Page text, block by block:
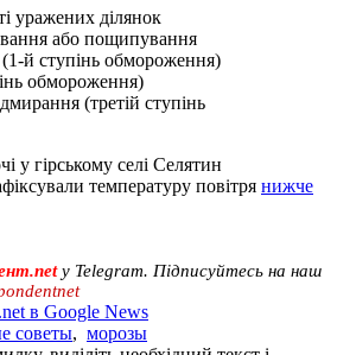
уражених ділянок
або пощипування
й ступінь обмороження)
обмороження)
(третій ступінь
у гірському селі Селятин
температуру повітря нижче
у Telegram. Підписуйтесь на наш
в Google News
советы, морозы